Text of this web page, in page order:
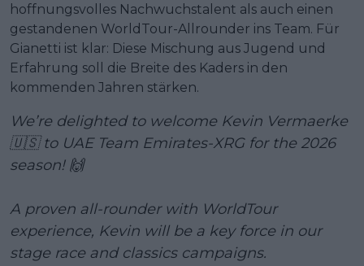
hoffnungsvolles Nachwuchstalent als auch einen
gestandenen WorldTour-Allrounder ins Team. Für
Gianetti ist klar: Diese Mischung aus Jugend und
Erfahrung soll die Breite des Kaders in den
kommenden Jahren stärken.
We’re delighted to welcome Kevin Vermaerke
🇺🇸 to UAE Team Emirates-XRG for the 2026
season! 🙌
A proven all-rounder with WorldTour
experience, Kevin will be a key force in our
stage race and classics campaigns.